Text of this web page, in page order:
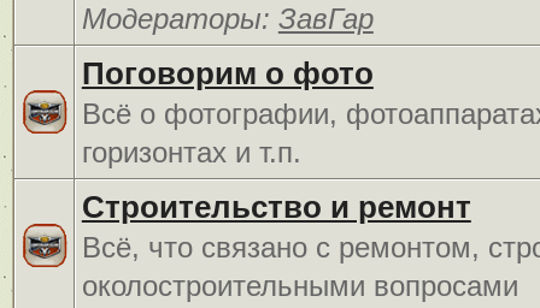
Модераторы: ЗавГар
Поговорим о фото
Всё о фотографии,
горизонтах и т.п.
Строительство и ремонт
Всё, что связано с ремонтом,
околостроительными вопросами